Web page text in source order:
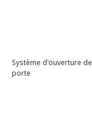
Système d'ouverture de
porte